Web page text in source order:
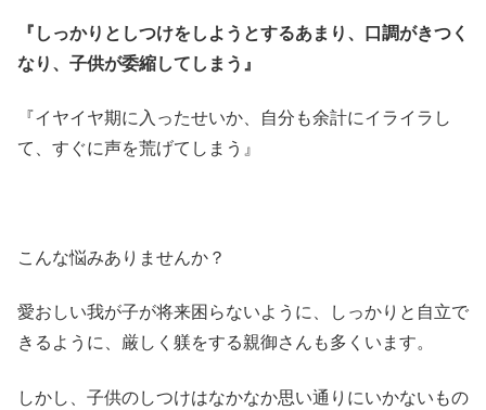
『しっかりとしつけをしようとするあまり、口調がきつく
なり、子供が委縮してしまう』
『イヤイヤ期に入ったせいか、自分も余計にイライラし
て、すぐに声を荒げてしまう』
こんな悩みありませんか？
愛おしい我が子が将来困らないように、しっかりと自立で
きるように、厳しく躾をする親御さんも多くいます。
しかし、子供のしつけはなかなか思い通りにいかないもの